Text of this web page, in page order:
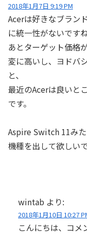
2018年1月7日 9:19 PM
Acerは好きなブラン
に統一性がないですね
あとターゲット価格
変に高いし、ヨドバ
と、
最近のAcerは良いと
です。
Aspire Switch 11み
機種を出して欲しいで
wintab より:
2018年1月10日 10:27
こんにちは、コメ